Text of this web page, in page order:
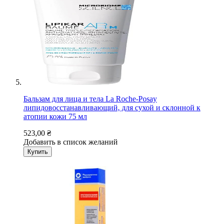
Бальзам для лица и тела La Roche-Posay
липидовосстанавливающий, для сухой и склонной к
атопии кожи 75 мл
523,00 ₴
Добавить в список желаний
Купить